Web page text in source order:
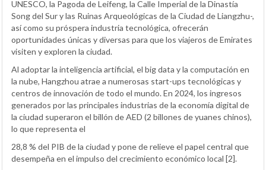
UNESCO, la Pagoda de Leifeng, la Calle Imperial de la Dinastía
Song del Sur y las Ruinas Arqueológicas de la Ciudad de Liangzhu-,
así como su próspera industria tecnológica, ofrecerán
oportunidades únicas y diversas para que los viajeros de Emirates
visiten y exploren la ciudad.
Al adoptar la inteligencia artificial, el big data y la computación en
la nube, Hangzhou atrae a numerosas start-ups tecnológicas y
centros de innovación de todo el mundo. En 2024, los ingresos
generados por las principales industrias de la economía digital de
la ciudad superaron el billón de AED (2 billones de yuanes chinos),
lo que representa el
28,8 % del PIB de la ciudad y pone de relieve el papel central que
desempeña en el impulso del crecimiento económico local [2].